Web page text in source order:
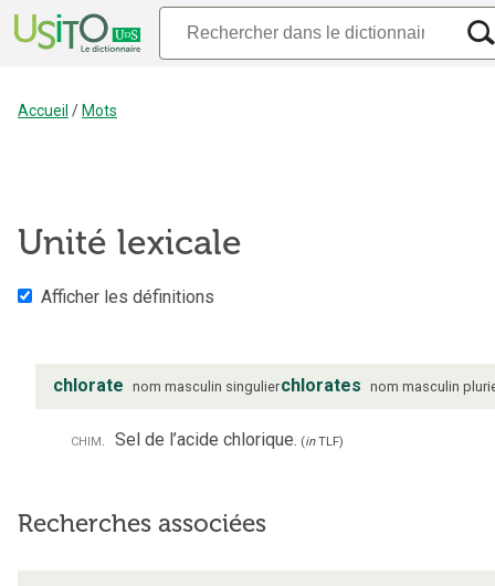
Accueil / Mots
Unité lexicale
Afficher les définitions
chlorate nom masculin singulierchlorates nom masculin
chim. Sel de l’acide chlorique. (inTLF)
Recherches associées